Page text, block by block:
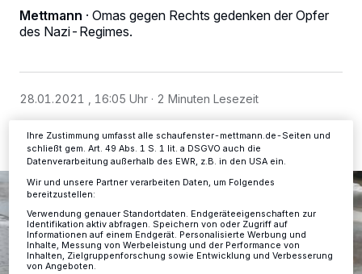
Mettmann · Omas gegen Rechts gedenken der Opfer
des Nazi-Regimes.
28.01.2021 , 16:05 Uhr 2 Minuten Lesezeit
Tracking-Technologien für die unter „Wir und unsere Partner
verarbeiten Daten, um Ihnen Dienste bereitzustellen“ aufgeführten
Zwecke. Wenn Tracker deaktiviert sind, sind manche Inhalte und
Ihre Einstellungen gelten innerhalb unseres Website. Weitere
Ihre Zustimmung umfasst alle schaufenster-mettmann.de-Seiten und
schließt gem. Art. 49 Abs. 1 S. 1 lit. a DSGVO auch die
Datenverarbeitung außerhalb des EWR, z.B. in den USA ein.
Wir und unsere Partner verarbeiten Daten, um Folgendes
bereitzustellen:
Verwendung genauer Standortdaten. Endgeräteeigenschaften zur
Identifikation aktiv abfragen. Speichern von oder Zugriff auf
Informationen auf einem Endgerät. Personalisierte Werbung und
Inhalte, Messung von Werbeleistung und der Performance von
Inhalten, Zielgruppenforschung sowie Entwicklung und Verbesserung
von Angeboten.